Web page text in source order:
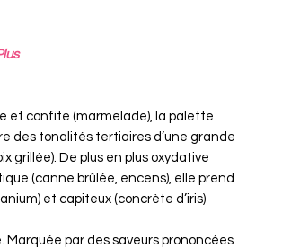
et confite (marmelade), la palette
des tonalités tertiaires d’une grande
grillée). De plus en plus oxydative
(canne brûlée, encens), elle prend
et capiteux (concrète d’iris)
Marquée par des saveurs prononcées